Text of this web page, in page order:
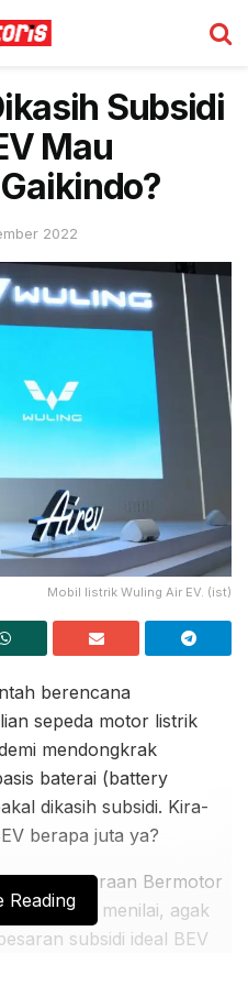
Subsidi
Mau
2022
Mobil listrik Wuling Air EV. (ist)
berencana
sepeda motor listrik
mendongkrak
baterai (battery
dikasih subsidi. Kira-
berapa juta ya?
Kendaraan Bermotor
Nangoi menilai, agak
subsidi ideal BEV
Reading